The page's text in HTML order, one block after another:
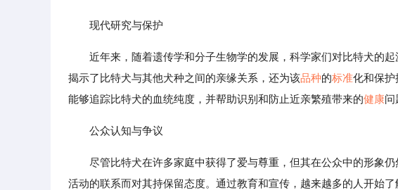
现代研究与保护
近年来，随着遗传学和分子生物学的发展，科学家们对比特犬的
揭示了比特犬与其他犬种之间的亲缘关系，还为该品种的标准化和保护
能够追踪比特犬的血统纯度，并帮助识别和防止近亲繁殖带来的健康问
公众认知与争议
尽管比特犬在许多家庭中获得了爱与尊重，但其在公众中的形象
活动的联系而对其持保留态度。通过教育和宣传，越来越多的人开始